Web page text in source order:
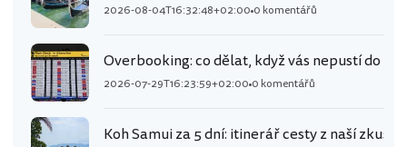
2026-08-04T16:32:48+02:00 0 komentářů
Overbooking: co dělat, když vás nepustí do
2026-07-29T16:23:59+02:00 0 komentářů
Koh Samui za 5 dní: itinerář cesty z naší